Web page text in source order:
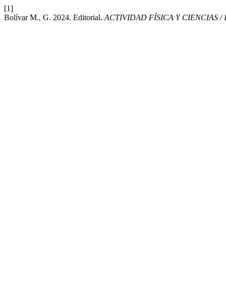
[1]
Bolívar M., G. 2024. Editorial. ACTIVIDAD FÍSICA Y CIENCIAS /